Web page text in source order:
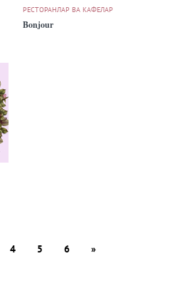
РЕСТОРАНЛАР ВА КАФЕЛАР
Bonjour
4 5 6 »